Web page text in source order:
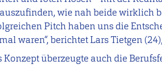
wie nah beide wirklich
Pitch haben uns die
waren“, berichtet Lars Tietgen
Konzept überzeugte auch die